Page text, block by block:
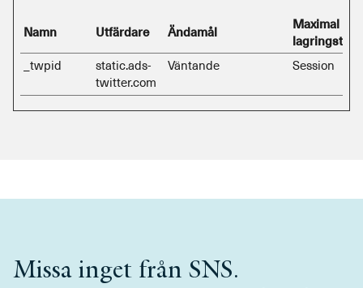
Namn Utfärdare Ändamål
Maximal
lagringstid
_twpid
static.ads-
twitter.com
Väntande Session
Missa inget från SNS.